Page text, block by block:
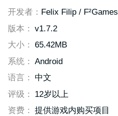
开发者： Felix Filip / F²Games
版本： v1.7.2
大小： 65.42MB
系统： Android
语言：
中文
评级：
12岁以上
资费： 提供游戏内购买项目